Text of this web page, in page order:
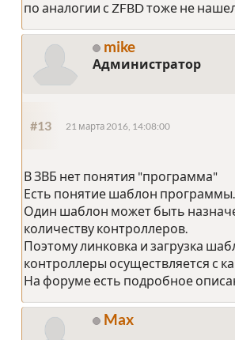
по аналогии с ZFBD тоже не
mike
Администратор
#13 21 марта 2016, 14:08:00
В ЗВБ нет понятия "программа"
Есть понятие шаблон программы.
Один шаблон может быть
количеству контроллеров.
Поэтому линковка и загрузка
контроллеры осуществляется с
На форуме есть подробное
Max